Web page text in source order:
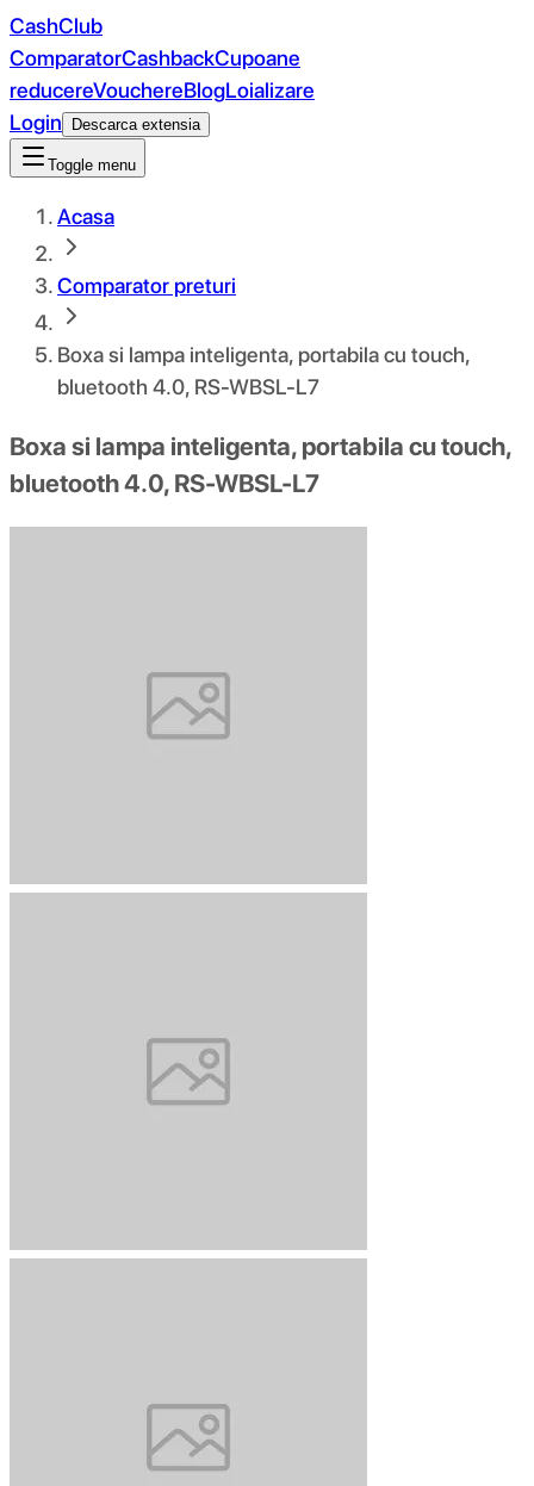
CashClub
ComparatorCashbackCupoane
reducereVouchereBlogLoializare
Login
Descarca extensia
Toggle menu
Acasa
Comparator preturi
Boxa si lampa inteligenta, portabila cu touch,
bluetooth 4.0, RS-WBSL-L7
Boxa si lampa inteligenta, portabila cu touch,
bluetooth 4.0, RS-WBSL-L7